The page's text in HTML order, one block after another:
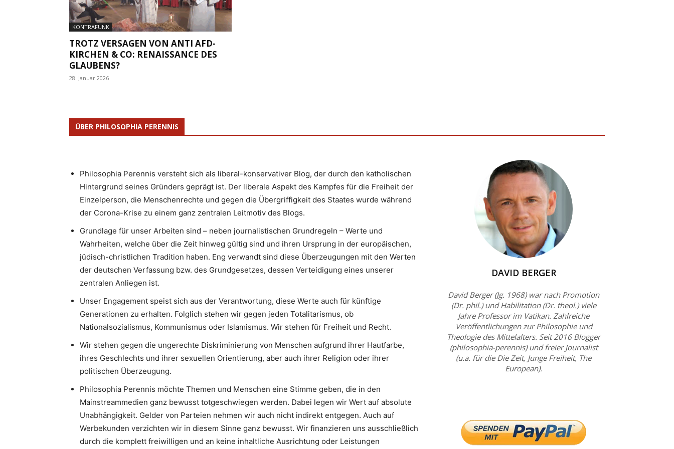
KONTRAFUNK
TROTZ VERSAGEN VON ANTI AFD-
KIRCHEN & CO: RENAISSANCE DES
GLAUBENS?
28. Januar 2026
ÜBER PHILOSOPHIA PERENNIS
Philosophia Perennis versteht sich als liberal-konservativer Blog, der durch den katholischen
Hintergrund seines Gründers geprägt ist. Der liberale Aspekt des Kampfes für die Freiheit der
Einzelperson, die Menschenrechte und gegen die Übergriffigkeit des Staates wurde während
der Corona-Krise zu einem ganz zentralen Leitmotiv des Blogs.
Grundlage für unser Arbeiten sind – neben journalistischen Grundregeln – Werte und
Wahrheiten, welche über die Zeit hinweg gültig sind und ihren Ursprung in der europäischen,
jüdisch-christlichen Tradition haben. Eng verwandt sind diese Überzeugungen mit den Werten
der deutschen Verfassung bzw. des Grundgesetzes, dessen Verteidigung eines unserer
zentralen Anliegen ist.
Unser Engagement speist sich aus der Verantwortung, diese Werte auch für künftige
Generationen zu erhalten. Folglich stehen wir gegen jeden Totalitarismus, ob
Nationalsozialismus, Kommunismus oder Islamismus. Wir stehen für Freiheit und Recht.
Wir stehen gegen die ungerechte Diskriminierung von Menschen aufgrund ihrer Hautfarbe,
ihres Geschlechts und ihrer sexuellen Orientierung, aber auch ihrer Religion oder ihrer
politischen Überzeugung.
Philosophia Perennis möchte Themen und Menschen eine Stimme geben, die in den
Mainstreammedien ganz bewusst totgeschwiegen werden. Dabei legen wir Wert auf absolute
Unabhängigkeit. Gelder von Parteien nehmen wir auch nicht indirekt entgegen. Auch auf
Werbekunden verzichten wir in diesem Sinne ganz bewusst. Wir finanzieren uns ausschließlich
durch die komplett freiwilligen und an keine inhaltliche Ausrichtung oder Leistungen
DAVID BERGER
David Berger (Jg. 1968) war nach Promotion
(Dr. phil.) und Habilitation (Dr. theol.) viele
Jahre Professor im Vatikan. Zahlreiche
Veröffentlichungen zur Philosophie und
Theologie des Mittelalters. Seit 2016 Blogger
(philosophia-perennis) und freier Journalist
(u.a. für die Die Zeit, Junge Freiheit, The
European).